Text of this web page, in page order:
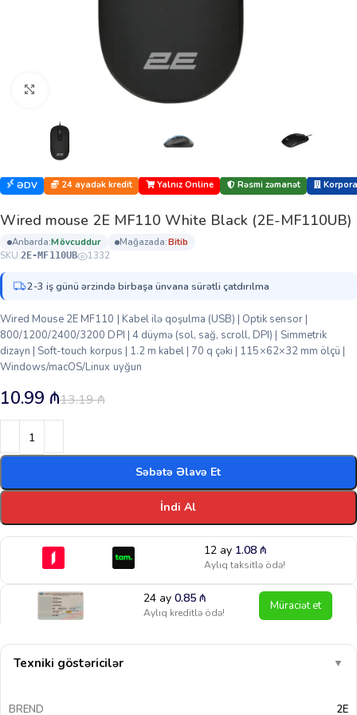
Böyütmək üçün klikləyin
ƏDV 24 ayadək kredit Yalnız Online Rəsmi zəmanət
Wired mouse 2Е MF110 White Black (2E-MF110UB)
anbarda: mövcuddur mağazada:
bi̇ti̇b
SKU:2E-MF110UB 1332
2-3 iş günü ərzində birbaşa ünvana sürətli çatdırılma
Wired Mouse 2E MF110 | Kabel ilə qoşulma (USB) | Optik sensor |
800/1200/2400/3200 DPI | 4 düymə (sol, sağ, scroll, DPI) | Simmetrik
dizayn | Soft-touch korpus | 1.2 m kabel | 70 q çəki | 115×62×32 mm ölçü |
Windows/macOS/Linux uyğun
13.19₼
10.99 ₼
Səbətə Əlavə Et
İndi Al
12 ay 1.08 ₼
Aylıq taksitlə ödə!
24 ay0.85₼
Aylıq kreditlə ödə! Müraciət et
Texniki göstəricilər ▼
BREND 2E